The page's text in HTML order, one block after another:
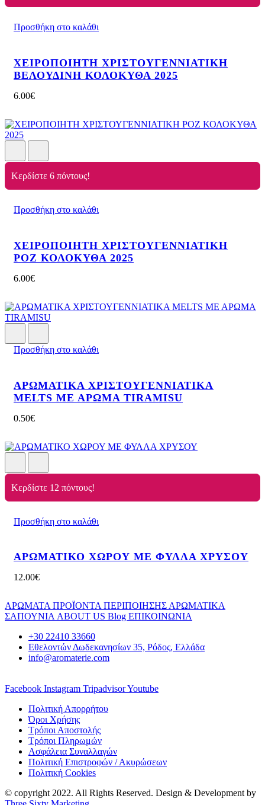
Προσθήκη στο καλάθι
ΧΕΙΡΟΠΟΙΗΤΗ ΧΡΙΣΤΟΥΓΕΝΝΙΑΤΙΚΗ
ΒΕΛΟΥΔΙΝΗ ΚΟΛΟΚΥΘΑ 2025
6.00€
Κερδίστε 6 πόντους!
Προσθήκη στο καλάθι
ΧΕΙΡΟΠΟΙΗΤΗ ΧΡΙΣΤΟΥΓΕΝΝΙΑΤΙΚΗ
ΡΟΖ ΚΟΛΟΚΥΘΑ 2025
6.00€
Προσθήκη στο καλάθι
ΑΡΩΜΑΤΙΚΑ ΧΡΙΣΤΟΥΓΕΝΝΙΑΤΙΚΑ
MELTS ΜΕ ΑΡΩΜΑ TIRAMISU
0.50€
Κερδίστε 12 πόντους!
Προσθήκη στο καλάθι
ΑΡΩΜΑΤΙΚΟ ΧΩΡΟΥ ΜΕ ΦΥΛΛΑ ΧΡΥΣΟΥ
12.00€
ΑΡΩΜΑΤΑ ΠΡΟΪΟΝΤΑ ΠΕΡΙΠΟΙΗΣΗΣ ΑΡΩΜΑΤΙΚΑ
ΣΑΠΟΥΝΙΑ ABOUT US Blog ΕΠΙΚΟΙΝΩΝΙΑ
+30 22410 33660
Εθελοντών Δωδεκανησίων 35, Ρόδος, Ελλάδα
info@aromaterie.com
Facebook Instagram TripadvisorYoutube
Πολιτική Απορρήτου
Όροι Χρήσης
Τρόποι Αποστολής
Τρόποι Πληρωμών
Ασφάλεια Συναλλαγών
Πολιτική Επιστροφών / Ακυρώσεων
Πολιτική Cookies
© copyright 2022. All Rights Reserved. Design & Development by